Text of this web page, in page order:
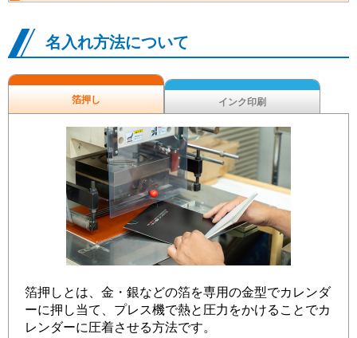
名入れ方法について
箔押し インク印刷
箔押しとは、金・銀などの箔を専用の金型でカレンダ
ーに押し当て、プレス機で熱と圧力をかけることでカ
レンダーに圧着させる方法です。